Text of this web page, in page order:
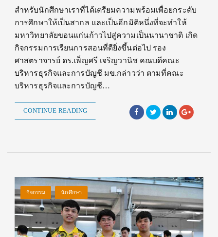
สำหรับนักศึกษาเราที่ได้เตรียมความพร้อมเพื่อยกระดับ
การศึกษาให้เป็นสากล และเป็นอีกมิติหนึ่งที่จะทำให้
มหาวิทยาลัยขอนแก่นก้าวไปสู่ความเป็นนานาชาติ เกิด
กิจกรรมการเรียนการสอนที่ดียิ่งขึ้นต่อไป รอง
ศาสตราจารย์ ดร.เพ็ญศรี เจริญวานิช คณบดีคณะ
บริหารธุรกิจและการบัญชี มข.กล่าวว่า ตามที่คณะ
บริหารธุรกิจและการบัญชี…
CONTINUE READING
กิจกรรม นักศึกษา